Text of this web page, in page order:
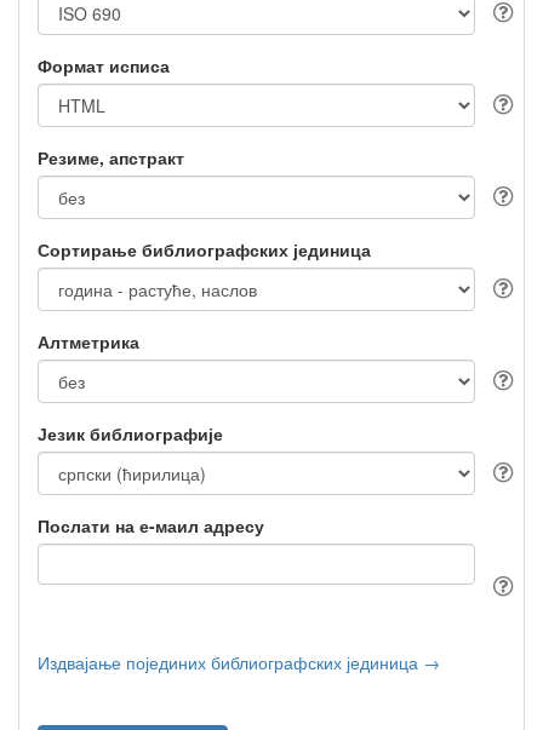
Формат исписа
Резиме, апстракт
Сортирање библиографских јединица
Алтметрика
Језик библиографије
Послати на е-маил адресу
Издвајање појединих библиографских јединица →